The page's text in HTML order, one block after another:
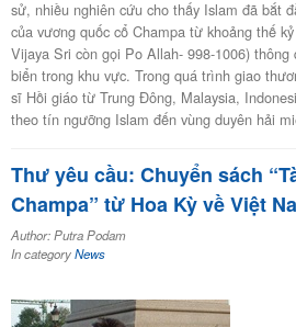
sử, nhiều nghiên cứu cho thấy Islam đã bắt
của vương quốc cổ Champa từ khoảng thế
Vijaya Sri còn gọi Po Allah- 998-1006)
biển trong khu vực. Trong quá trình giao
sĩ Hồi giáo từ Trung Đông, Malaysia,
theo tín ngưỡng Islam đến vùng duyên hải
Thư yêu cầu: Chuyển sách
Champa” từ Hoa Kỳ về Việt
Author: Putra Podam
In categoryNews